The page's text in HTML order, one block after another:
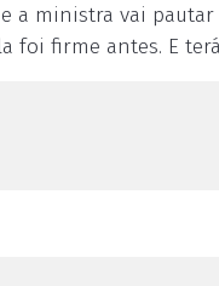
a ministra vai
foi firme antes. E